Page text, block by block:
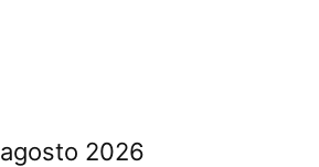
agosto 2026